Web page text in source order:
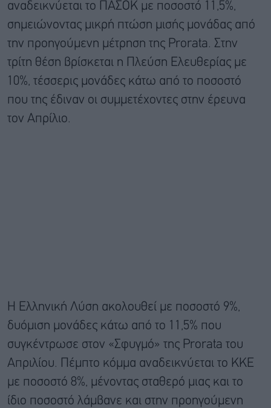
αναδεικνύεται το ΠΑΣΟΚ με ποσοστό 11,5%,
σημειώνοντας μικρή πτώση μισής μονάδας από
την προηγούμενη μέτρηση της Prorata. Στην
τρίτη θέση βρίσκεται η Πλεύση Ελευθερίας με
10%, τέσσερις μονάδες κάτω από το ποσοστό
που της έδιναν οι συμμετέχοντες στην έρευνα
τον Απρίλιο.
Η Ελληνική Λύση ακολουθεί με ποσοστό 9%,
δυόμιση μονάδες κάτω από το 11,5% που
συγκέντρωσε στον «Σφυγμό» της Prorata του
Απριλίου. Πέμπτο κόμμα αναδεικνύεται το ΚΚΕ
με ποσοστό 8%, μένοντας σταθερό μιας και το
ίδιο ποσοστό λάμβανε και στην προηγούμενη